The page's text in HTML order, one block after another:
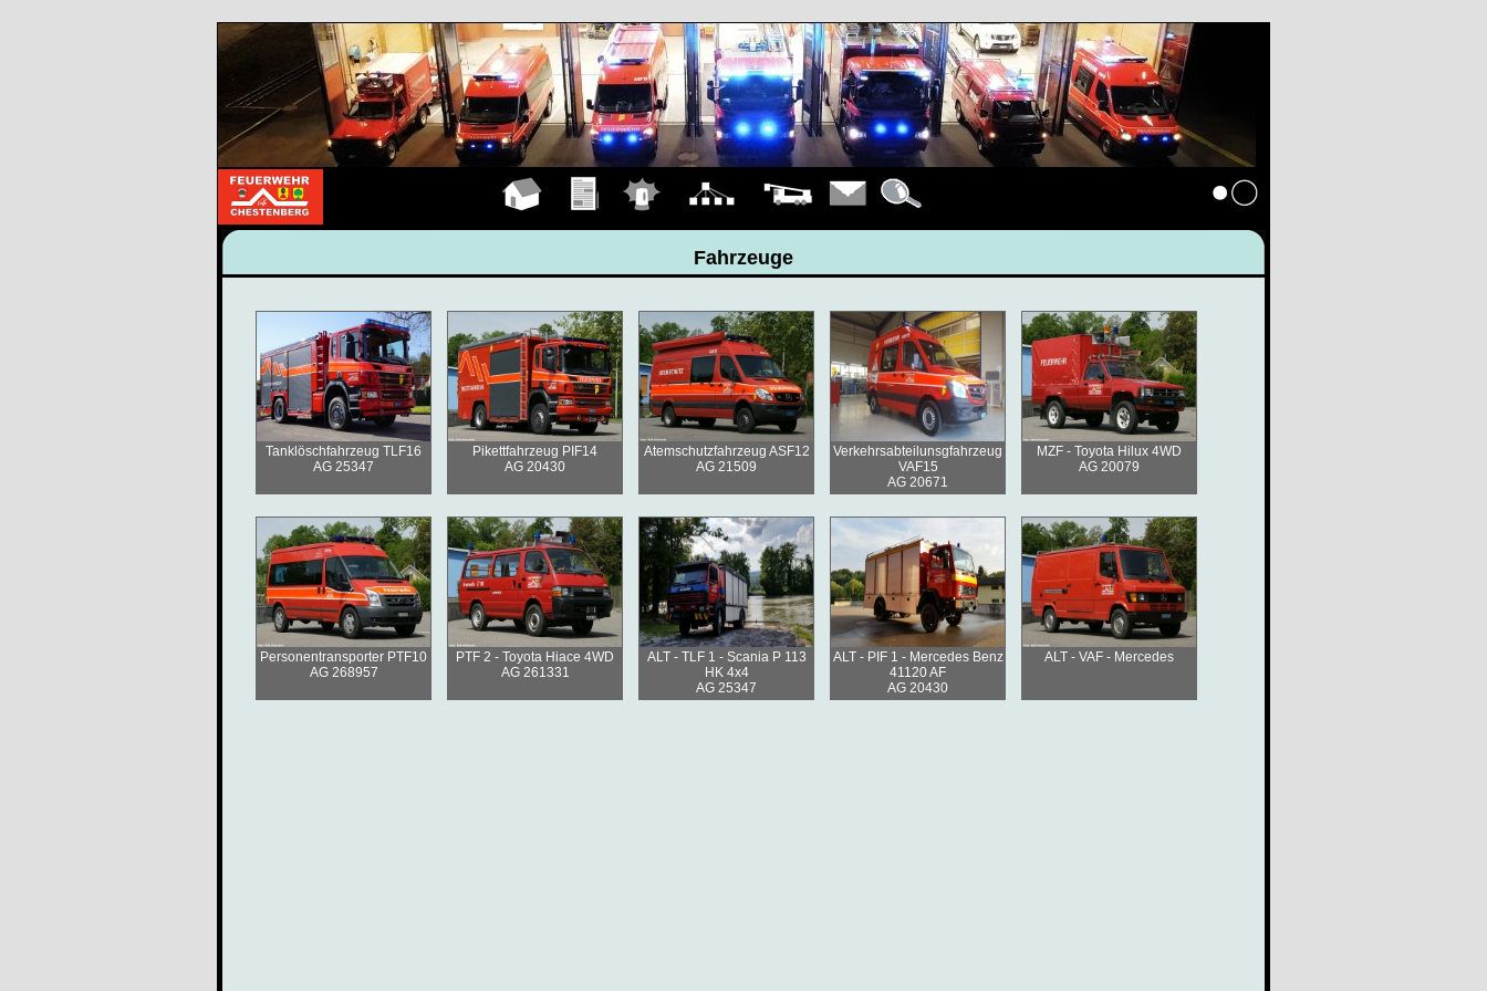
Fahrzeuge
Tanklöschfahrzeug TLF16
AG 25347
Pikettfahrzeug PIF14
AG 20430
Atemschutzfahrzeug ASF12
AG 21509
Verkehrsabteilunsgfahrzeug
VAF15
AG 20671
MZF - Toyota Hilux 4WD
AG 20079
Personentransporter PTF10
AG 268957
PTF 2 - Toyota Hiace 4WD
AG 261331
ALT - TLF 1 - Scania P 113
HK 4x4
AG 25347
ALT - PIF 1 - Mercedes Benz
41120 AF
AG 20430
ALT - VAF - Mercedes